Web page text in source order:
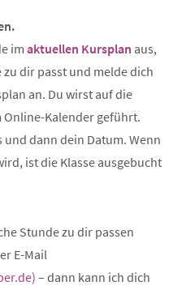
im aktuellen Kursplan aus,
dir passt und melde dich
an. Du wirst auf die
Online-Kalender geführt.
und dann dein Datum. Wenn
ist die Klasse ausgebucht
Stunde zu dir passen
E-Mail
– dann kann ich dich